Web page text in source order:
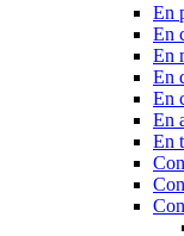
En
En
En
En
En
En
En